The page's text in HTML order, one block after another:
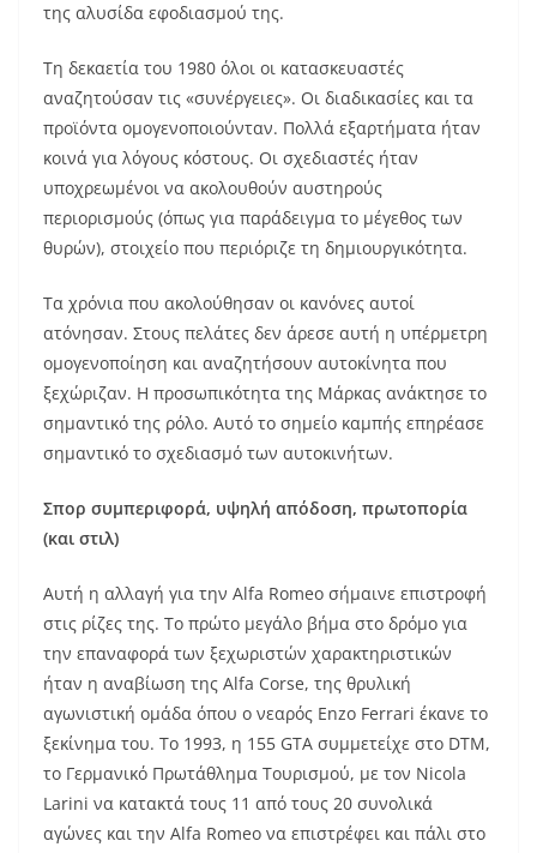
της αλυσίδα εφοδιασμού της.
Τη δεκαετία του 1980 όλοι οι κατασκευαστές
αναζητούσαν τις «συνέργειες». Οι διαδικασίες και τα
προϊόντα ομογενοποιούνταν. Πολλά εξαρτήματα ήταν
κοινά για λόγους κόστους. Οι σχεδιαστές ήταν
υποχρεωμένοι να ακολουθούν αυστηρούς
περιορισμούς (όπως για παράδειγμα το μέγεθος των
θυρών), στοιχείο που περιόριζε τη δημιουργικότητα.
Τα χρόνια που ακολούθησαν οι κανόνες αυτοί
ατόνησαν. Στους πελάτες δεν άρεσε αυτή η υπέρμετρη
ομογενοποίηση και αναζητήσουν αυτοκίνητα που
ξεχώριζαν. Η προσωπικότητα της Μάρκας ανάκτησε το
σημαντικό της ρόλο. Αυτό το σημείο καμπής επηρέασε
σημαντικό το σχεδιασμό των αυτοκινήτων.
Σπορ συμπεριφορά, υψηλή απόδοση, πρωτοπορία
(και στιλ)
Αυτή η αλλαγή για την Alfa Romeo σήμαινε επιστροφή
στις ρίζες της. Το πρώτο μεγάλο βήμα στο δρόμο για
την επαναφορά των ξεχωριστών χαρακτηριστικών
ήταν η αναβίωση της Alfa Corse, της θρυλική
αγωνιστική ομάδα όπου ο νεαρός Enzo Ferrari έκανε το
ξεκίνημα του. Το 1993, η 155 GTA συμμετείχε στο DTM,
το Γερμανικό Πρωτάθλημα Τουρισμού, με τον Nicola
Larini να κατακτά τους 11 από τους 20 συνολικά
αγώνες και την Alfa Romeo να επιστρέφει και πάλι στο